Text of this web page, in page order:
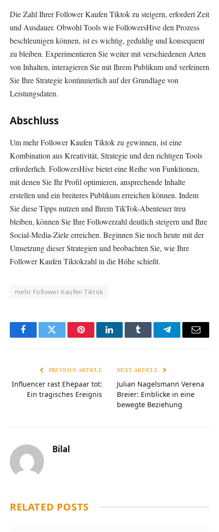
Die Zahl Ihrer Follower Kaufen Tiktok zu steigern, erfordert Zeit
und Ausdauer. Obwohl Tools wie FollowersHive den Prozess
beschleunigen können, ist es wichtig, geduldig und konsequent
zu bleiben. Experimentieren Sie weiter mit verschiedenen Arten
von Inhalten, interagieren Sie mit Ihrem Publikum und verfeinern
Sie Ihre Strategie kontinuierlich auf der Grundlage von
Leistungsdaten.
Abschluss
Um mehr Follower Kaufen Tiktok zu gewinnen, ist eine
Kombination aus Kreativität, Strategie und den richtigen Tools
erforderlich. FollowersHive bietet eine Reihe von Funktionen,
mit denen Sie Ihr Profil optimieren, ansprechende Inhalte
erstellen und ein breiteres Publikum erreichen können. Indem
Sie diese Tipps nutzen und Ihrem TikTok-Abenteuer treu
bleiben, können Sie Ihre Followerzahl deutlich steigern und Ihre
Social-Media-Ziele erreichen. Beginnen Sie noch heute mit der
Umsetzung dieser Strategien und beobachten Sie, wie Ihre
Follower Kaufen Tiktokzahl in die Höhe schießt.
mehr Follower Kaufen Tiktok
FacebookTwitter PinterestLinkedInTumblr TelegramEmail
PREVIOUS ARTICLE
Influencer rast Ehepaar tot:
Ein tragisches Ereignis
NEXT ARTICLE
Julian Nagelsmann Verena
Breier: Einblicke in eine
bewegte Beziehung
Bilal
RELATED POSTS